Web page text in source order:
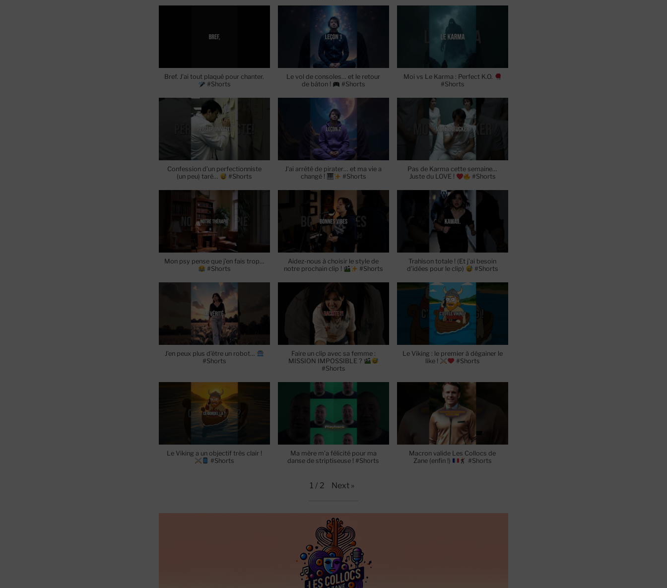
Bref. J’ai tout plaqué pour chanter.
#Shorts
Le vol de consoles… et le retour
de bâton !
#Shorts
Moi vs Le Karma : Perfect K.O.
#Shorts
Confession d’un perfectionniste
(un peu) taré…
#Shorts
J'ai arrêté de pirater… et ma vie a
changé !
#Shorts
Pas de Karma cette semaine…
Juste du LOVE !
#Shorts
Mon psy pense que j’en fais trop…
#Shorts
Aidez-nous à choisir le style de
notre prochain clip !
#Shorts
Trahison totale ! (Et j’ai besoin
d’idées pour le clip)
#Shorts
J’en peux plus d’être un robot…
#Shorts
Faire un clip avec sa femme :
MISSION IMPOSSIBLE ?
#Shorts
Le Viking : le premier à dégainer le
like !
#Shorts
Le Viking a un objectif très clair !
#Shorts
Ma mère m’a félicité pour ma
danse de striptiseuse ! #Shorts
Macron valide Les Collocs de
Zane (enfin !)
#Shorts
1 / 2 Next »